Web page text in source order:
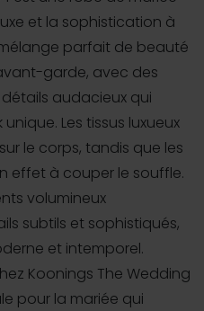
et la sophistication à
parfait de beauté
garde, avec des
audacieux qui
Les tissus luxueux
le corps, tandis que les
effet à couper le souffle.
volumineux
subtils et sophistiqués,
et intemporel.
Koonings The Wedding
pour la mariée qui